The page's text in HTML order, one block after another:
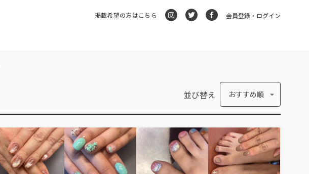
掲載希望の方はこちら 会員登録・ログイン
並び替え おすすめ順